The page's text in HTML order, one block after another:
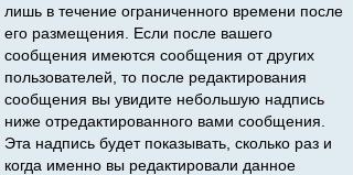
лишь в течение ограниченного времени после
его размещения. Если после вашего
сообщения имеются сообщения от других
пользователей, то после редактирования
сообщения вы увидите небольшую надпись
ниже отредактированного вами сообщения.
Эта надпись будет показывать, сколько раз и
когда именно вы редактировали данное